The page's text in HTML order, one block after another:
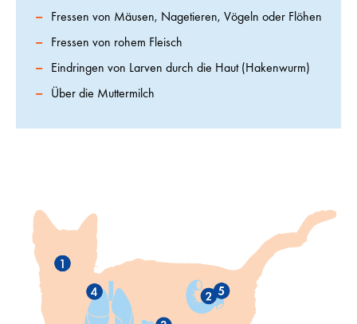
Fressen von Mäusen, Nagetieren, Vögeln oder Flöhen
Fressen von rohem Fleisch
Eindringen von Larven durch die Haut (Hakenwurm)
Über die Muttermilch